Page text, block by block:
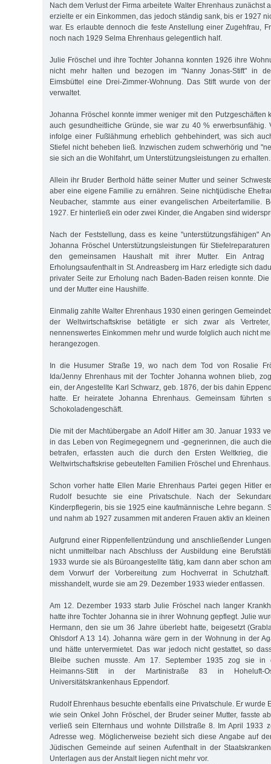
Nach dem Verlust der Firma arbeitete Walter Ehrenhaus zunächst
erzielte er ein Einkommen, das jedoch ständig sank, bis er 1927
war. Es erlaubte dennoch die feste Anstellung einer Zugehfrau,
noch nach 1929 Selma Ehrenhaus gelegentlich half.
Julie Fröschel und ihre Tochter Johanna konnten 1926 ihre
nicht mehr halten und bezogen im "Nanny Jonas-Stift" in
Eimsbüttel eine Drei-Zimmer-Wohnung. Das Stift wurde von
verwaltet.
Johanna Fröschel konnte immer weniger mit den Putzgeschäften
auch gesundheitliche Gründe, sie war zu 40 % erwerbsunfähig.
infolge einer Fußlähmung erheblich gehbehindert, was sich
Stiefel nicht beheben ließ. Inzwischen zudem schwerhörig und
sie sich an die Wohlfahrt, um Unterstützungsleistungen zu erhalten.
Allein ihr Bruder Berthold hätte seiner Mutter und seiner
aber eine eigene Familie zu ernähren. Seine nichtjüdische
Neubacher, stammte aus einer evangelischen Arbeiterfamilie.
1927. Er hinterließ ein oder zwei Kinder, die Angaben sind
Nach der Feststellung, dass es keine "unterstützungsfähigen"
Johanna Fröschel Unterstützungsleistungen für
den gemeinsamen Haushalt mit ihrer Mutter. Ein Antrag
Erholungsaufenthalt in St. Andreasberg im Harz erledigte sich
privater Seite zur Erholung nach Baden-Baden reisen konnte.
und der Mutter eine Haushilfe.
Einmalig zahlte Walter Ehrenhaus 1930 einen geringen
der Weltwirtschaftskrise betätigte er sich zwar als
nennenswertes Einkommen mehr und wurde folglich auch nicht
herangezogen.
In die Husumer Straße 19, wo nach dem Tod von Rosalie
Ida/Jenny Ehrenhaus mit der Tochter Johanna wohnen blieb,
ein, der Angestellte Karl Schwarz, geb. 1876, der bis dahin
hatte. Er heiratete Johanna Ehrenhaus. Gemeinsam führten
Schokoladengeschäft.
Die mit der Machtübergabe an Adolf Hitler am 30. Januar 1933
in das Leben von Regimegegnern und -gegnerinnen, die auch
betrafen, erfassten auch die durch den Ersten Weltkrieg,
Weltwirtschaftskrise gebeutelten Familien Fröschel und Ehrenhaus.
Schon vorher hatte Ellen Marie Ehrenhaus Partei gegen Hitler
Rudolf besuchte sie eine Privatschule. Nach der
Kinderpflegerin, bis sie 1925 eine kaufmännische Lehre begann.
und nahm ab 1927 zusammen mit anderen Frauen aktiv an
Aufgrund einer Rippenfellentzündung und anschließender
nicht unmittelbar nach Abschluss der Ausbildung eine
1933 wurde sie als Büroangestellte tätig, kam dann aber schon
dem Vorwurf der Vorbereitung zum Hochverrat in
misshandelt, wurde sie am 29. Dezember 1933 wieder entlassen.
Am 12. Dezember 1933 starb Julie Fröschel nach langer
hatte ihre Tochter Johanna sie in ihrer Wohnung gepflegt. Julie
Hermann, den sie um 36 Jahre überlebt hatte, beigesetzt
Ohlsdorf A 13 14). Johanna wäre gern in der Wohnung in der
und hätte untervermietet. Das war jedoch nicht gestattet, so
Bleibe suchen musste. Am 17. September 1935 zog sie in
Heimanns-Stift in der Martinistraße 83 in Hoheluft-
Universitätskrankenhaus Eppendorf.
Rudolf Ehrenhaus besuchte ebenfalls eine Privatschule. Er wurde
wie sein Onkel John Fröschel, der Bruder seiner Mutter, fasste
verließ sein Elternhaus und wohnte Dillstraße 8. Im April 1933
Adresse weg. Möglicherweise bezieht sich diese Angabe auf
Jüdischen Gemeinde auf seinen Aufenthalt in der
Unterlagen aus der Anstalt liegen nicht mehr vor.